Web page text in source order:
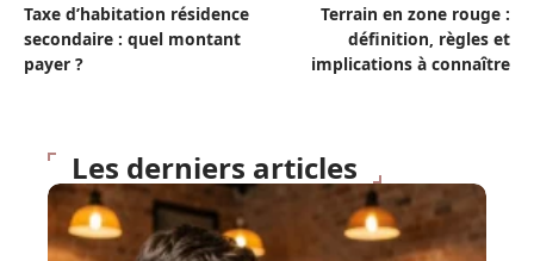
Taxe d’habitation résidence
secondaire : quel montant
payer ?
Terrain en zone rouge :
définition, règles et
implications à connaître
Les derniers articles